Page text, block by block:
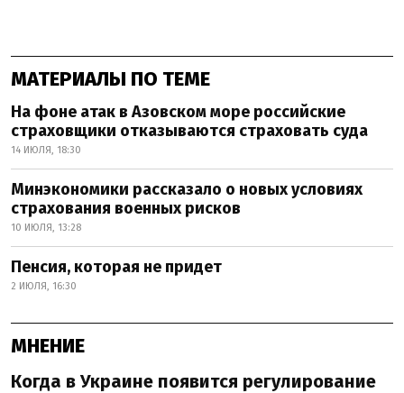
МАТЕРИАЛЫ ПО ТЕМЕ
На фоне атак в Азовском море российские
страховщики отказываются страховать суда
14 ИЮЛЯ, 18:30
Минэкономики рассказало о новых условиях
страхования военных рисков
10 ИЮЛЯ, 13:28
Пенсия, которая не придет
2 ИЮЛЯ, 16:30
МНЕНИЕ
Когда в Украине появится регулирование